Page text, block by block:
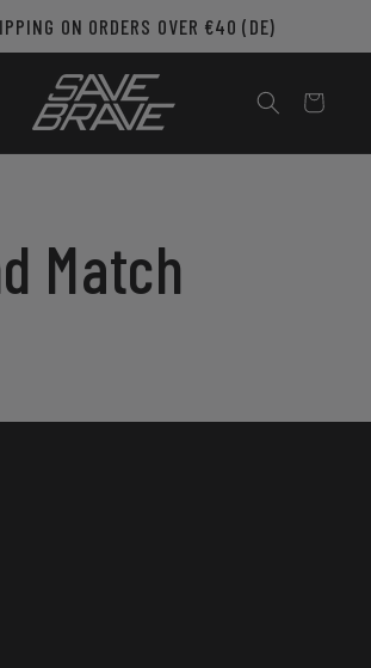
ON ORDERS OVER €40 (DE)
Cart
Match